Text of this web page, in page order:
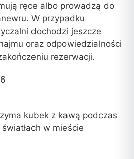
ręce albo prowadzą do
W przypadku
dochodzi jeszcze
oraz odpowiedzialności
rezerwacji.